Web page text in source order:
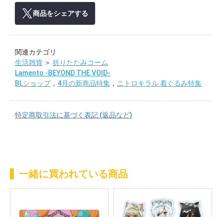
商品をシェアする
関連カテゴリ
生活雑貨 ＞ 折りたたみコーム
Lamento -BEYOND THE VOID-
BLショップ， 4月の新商品特集 ， ニトロキラル 着ぐるみ特集
特定商取引法に基づく表記 (返品など)
一緒に買われている商品